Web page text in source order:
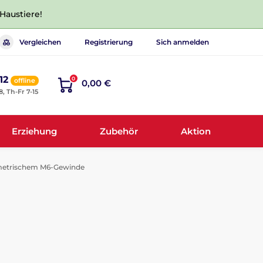
Vergleichen Registrierung Sich anmelden
offline
Th-Fr 7-15
0 0,00 €
Erziehung Zubehör Aktion
M6-Gewinde